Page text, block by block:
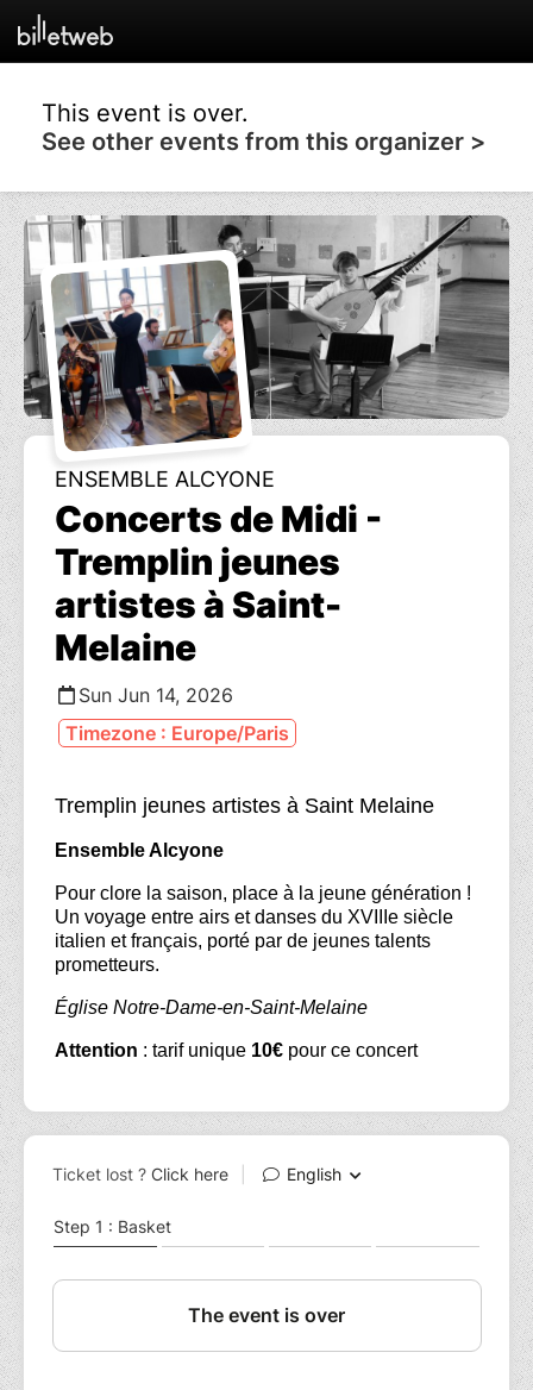
This event is over.
See other events from this organizer >
ENSEMBLE ALCYONE
Concerts de Midi -
Tremplin jeunes
artistes à Saint-
Melaine
Sun Jun 14, 2026
Timezone : Europe/Paris
Tremplin jeunes artistes à Saint Melaine
Ensemble Alcyone
Pour clore la saison, place à la jeune génération !
Un voyage entre airs et danses du XVIIIe siècle
italien et français, porté par de jeunes talents
prometteurs.
Église Notre-Dame-en-Saint-Melaine
Attention : tarif unique 10€ pour ce concert